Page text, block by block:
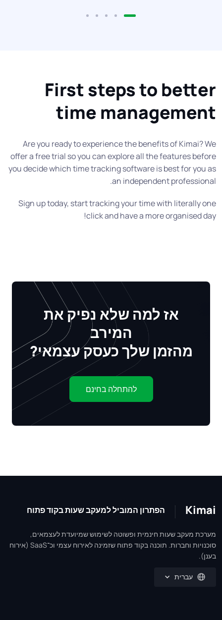
First steps to better
time management
Are you ready to experience the benefits of Kimai? We
offer a free trial so you can explore all the features before
you decide which time tracking software is best for you as
an independent professional.
Sign up today, start tracking your time with literally one
click and have a more organised day!
אז למה שלא נפיק את
המירב
מהזמן שלך כעסק עצמאי?
להתחלה בחינם
Kimai הפתרון המוביל למעקב שעות בקוד פתוח
מערכת מעקב שעות חינמית ופשוטה לשימוש שמיועדת לעצמאים,
סוכנויות וחברות. תוכנה בקוד פתוח שזמינה לאירוח עצמי וכ־SaaS (אירוח
בענן).
עברית